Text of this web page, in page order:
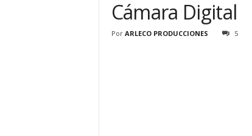
Cámara Digital
Por ARLECO PRODUCCIONES 5